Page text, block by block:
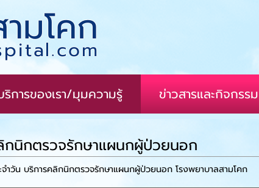
มโคก
ริการของเรา/มุมความรู้ ข่าวสารและกิจกรรม
กนิกตรวจรักษาแผนกผู้ป่วยนอก
จำวัน บริการคลิกนิกตรวจรักษาแผนกผู้ป่วยนอก โรงพยาบาลสามโคก